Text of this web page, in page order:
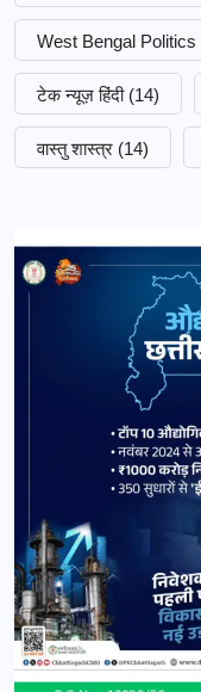
West Bengal Politics
टेक न्यूज़ हिंदी (14)
वास्तु शास्त्र (14)